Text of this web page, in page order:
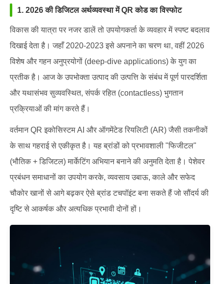
1. 2026 की डिजिटल अर्थव्यवस्था में QR कोड का विस्फोट
विकास की यात्रा पर नजर डालें तो उपयोगकर्ता के व्यवहार में स्पष्ट बदलाव
दिखाई देता है। जहाँ 2020-2023 इसे अपनाने का चरण था, वहीं 2026
विशेष और गहन अनुप्रयोगों (deep-dive applications) के युग का
प्रतीक है। आज के उपभोक्ता उत्पाद की उत्पत्ति के संबंध में पूर्ण पारदर्शिता
और यथासंभव सुव्यवस्थित, संपर्क रहित (contactless) भुगतान
प्रक्रियाओं की मांग करते हैं।
वर्तमान QR इकोसिस्टम AI और ऑगमेंटेड रियलिटी (AR) जैसी तकनीकों
के साथ गहराई से एकीकृत है। यह ब्रांडों को प्रभावशाली "फिजीटल"
(भौतिक + डिजिटल) मार्केटिंग अभियान बनाने की अनुमति देता है। पेशेवर
प्रबंधन समाधानों का उपयोग करके, व्यवसाय उबाऊ, काले और सफेद
चौकोर खानों से आगे बढ़कर ऐसे ब्रांड टचपॉइंट बना सकते हैं जो सौंदर्य की
दृष्टि से आकर्षक और अत्यधिक प्रभावी दोनों हों।